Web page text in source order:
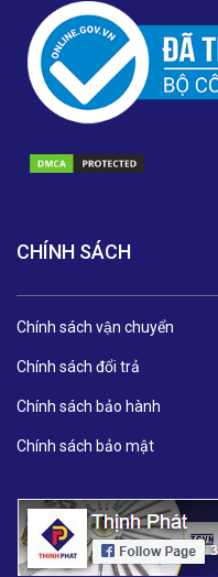
CHÍNH SÁCH
Chính sách vận chuyển
Chính sách đổi trả
Chính sách bảo hành
Chính sách bảo mật